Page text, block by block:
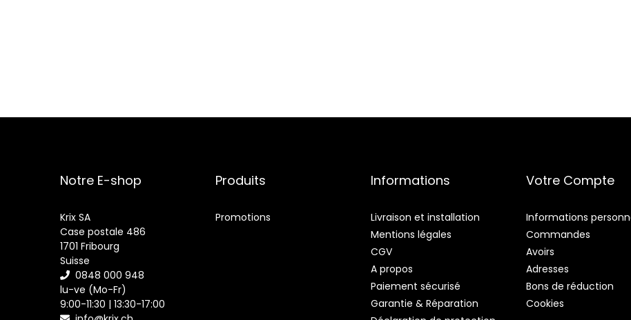
Notre E-shop
Krix SA
Case postale 486
1701 Fribourg
Suisse
0848 000 948
lu-ve (Mo-Fr)
9:00-11:30 | 13:30-17:00
Produits
Promotions
Informations
Livraison et installation
Mentions légales
CGV
A propos
Paiement sécurisé
Garantie & Réparation
Votre Compte
Informations
Commandes
Avoirs
Adresses
Bons de réduction
Cookies